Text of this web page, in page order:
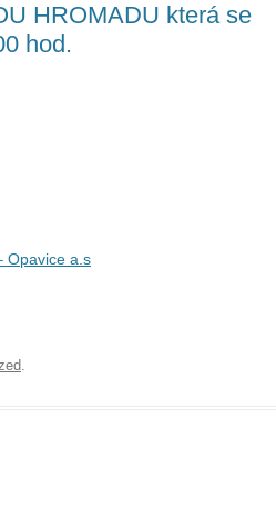
HROMADU která se
hod.
Opavice a.s
.